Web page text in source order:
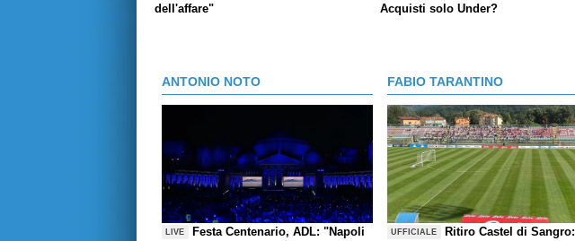
dell'affare"
Acquisti solo Under?
ANTONIO NOTO
LIVE
Festa Centenario, ADL: "Napoli
FABIO TARANTINO
UFFICIALE
Ritiro Castel di Sangro: